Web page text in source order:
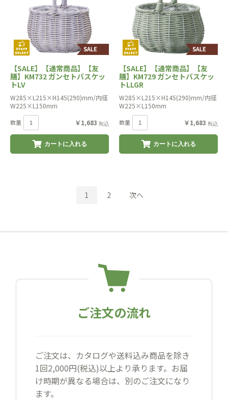
【SALE】【通常商品】【友
膳】KM732 ガンセトバスケッ
トLV
W285×L215×H145(290)mm/内径
W225×L150mm
数量 ￥1,683 税込
カートに入れる
【SALE】【通常商品】【友
膳】KM729 ガンセトバスケッ
トLLGR
W285×L215×H145(290)mm/内径
W225×L150mm
数量 ￥1,683 税込
カートに入れる
1 2 次へ
ご注文の流れ
ご注文は、カタログや送料込み商品を除き
1回2,000円(税込)以上より承ります。お届
け時期が異なる場合は、別のご注文になり
ます。